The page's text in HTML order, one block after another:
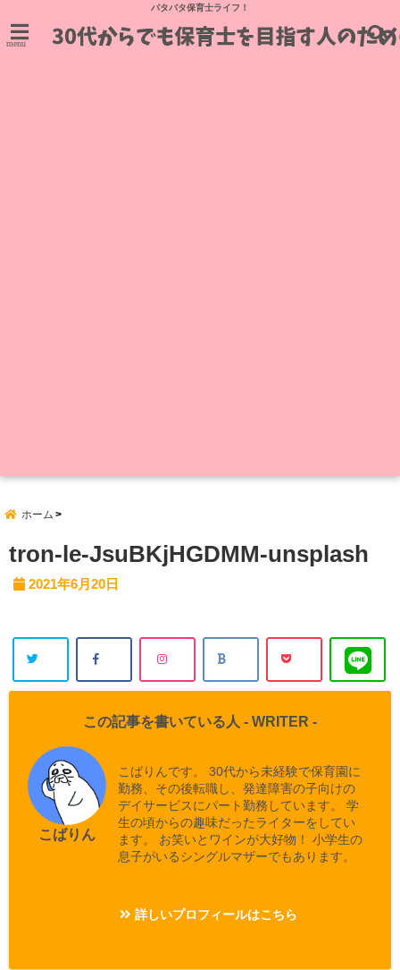
バタバタ保育士ライフ！
menu
ホーム
tron-le-JsuBKjHGDMM-unsplash
2021年6月20日
この記事を書いている人 - WRITER -
こばりん
こばりんです。 30代から未経験で保育園に
勤務、その後転職し、発達障害の子向けの
デイサービスにパート勤務しています。 学
生の頃からの趣味だったライターをしてい
ます。 お笑いとワインが大好物！ 小学生の
息子がいるシングルマザーでもあります。
詳しいプロフィールはこちら